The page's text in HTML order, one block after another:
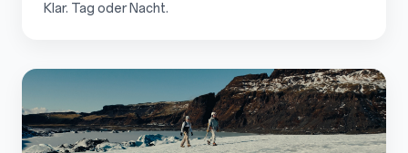
Klar. Tag oder Nacht.
1.3